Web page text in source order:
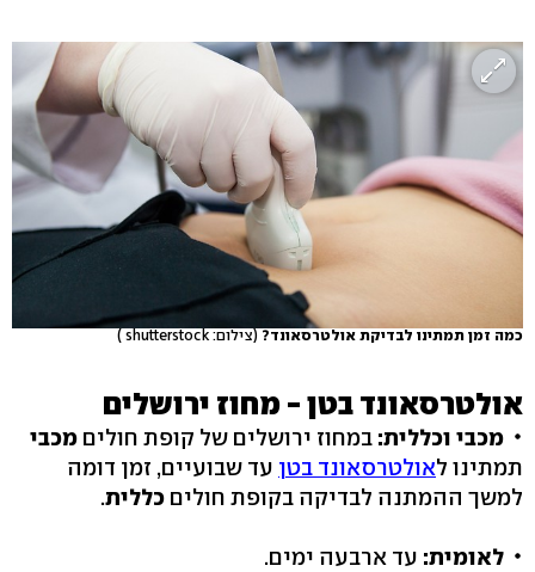
כמה זמן תמתינו לבדיקת אולטרסאונד? (צילום: shutterstock )
אולטרסאונד בטן - מחוז ירושלים
מכבי וכללית: במחוז ירושלים של קופת חולים מכבי
תמתינו לאולטרסאונד בטן עד שבועיים, זמן דומה
למשך ההמתנה לבדיקה בקופת חולים כללית.
לאומית: עד ארבעה ימים.